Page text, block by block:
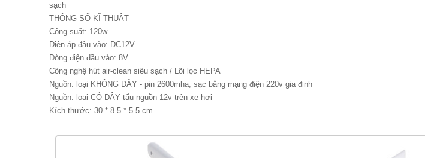
sạch
THÔNG SỐ KĨ THUẬT
Công suất: 120w
Điện áp đầu vào: DC12V
Dòng điện đầu vào: 8V
Công nghệ hút air-clean siêu sạch / Lõi lọc HEPA
Nguồn: loại KHÔNG DÂY - pin 2600mha, sạc bằng mạng điện 220v gia đinh
Nguồn: loại CÓ DÂY tẩu nguồn 12v trên xe hơi
Kích thước: 30 * 8.5 * 5.5 cm